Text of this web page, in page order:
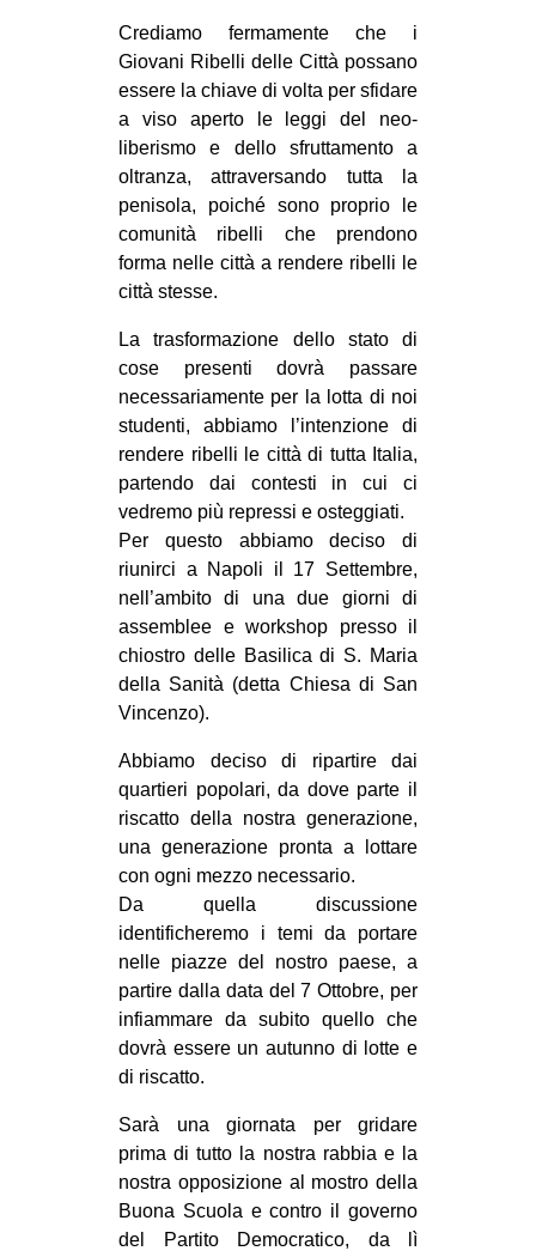
Crediamo fermamente che i
Giovani Ribelli delle Città possano
essere la chiave di volta per sfidare
a viso aperto le leggi del neo-
liberismo e dello sfruttamento a
oltranza, attraversando tutta la
penisola, poiché sono proprio le
comunità ribelli che prendono
forma nelle città a rendere ribelli le
città stesse.
La trasformazione dello stato di
cose presenti dovrà passare
necessariamente per la lotta di noi
studenti, abbiamo l’intenzione di
rendere ribelli le città di tutta Italia,
partendo dai contesti in cui ci
vedremo più repressi e osteggiati.
Per questo abbiamo deciso di
riunirci a Napoli il 17 Settembre,
nell’ambito di una due giorni di
assemblee e workshop presso il
chiostro delle Basilica di S. Maria
della Sanità (detta Chiesa di San
Vincenzo).
Abbiamo deciso di ripartire dai
quartieri popolari, da dove parte il
riscatto della nostra generazione,
una generazione pronta a lottare
con ogni mezzo necessario.
Da quella discussione
identificheremo i temi da portare
nelle piazze del nostro paese, a
partire dalla data del 7 Ottobre, per
infiammare da subito quello che
dovrà essere un autunno di lotte e
di riscatto.
Sarà una giornata per gridare
prima di tutto la nostra rabbia e la
nostra opposizione al mostro della
Buona Scuola e contro il governo
del Partito Democratico, da lì